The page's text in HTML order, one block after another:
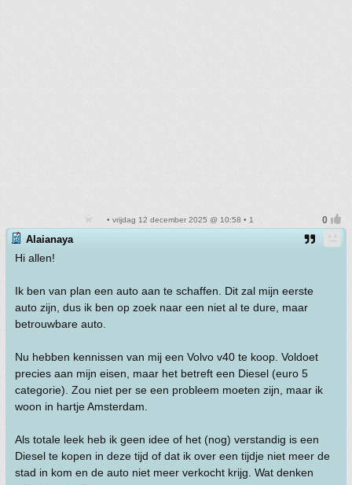
• vrijdag 12 december 2025 @ 10:58 • 1
Alaianaya
Hi allen!
Ik ben van plan een auto aan te schaffen. Dit zal mijn eerste
auto zijn, dus ik ben op zoek naar een niet al te dure, maar
betrouwbare auto.
Nu hebben kennissen van mij een Volvo v40 te koop. Voldoet
precies aan mijn eisen, maar het betreft een Diesel (euro 5
categorie). Zou niet per se een probleem moeten zijn, maar ik
woon in hartje Amsterdam.
Als totale leek heb ik geen idee of het (nog) verstandig is een
Diesel te kopen in deze tijd of dat ik over een tijdje niet meer de
stad in kom en de auto niet meer verkocht krijg. Wat denken